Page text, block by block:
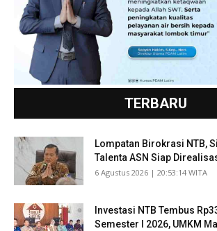
TERBARU
Lompatan Birokrasi NTB,
Talenta ASN Siap
​6 Agustus 2026 | 20:53:14 WITA
Investasi NTB Tembus
Semester I 2026, UMKM